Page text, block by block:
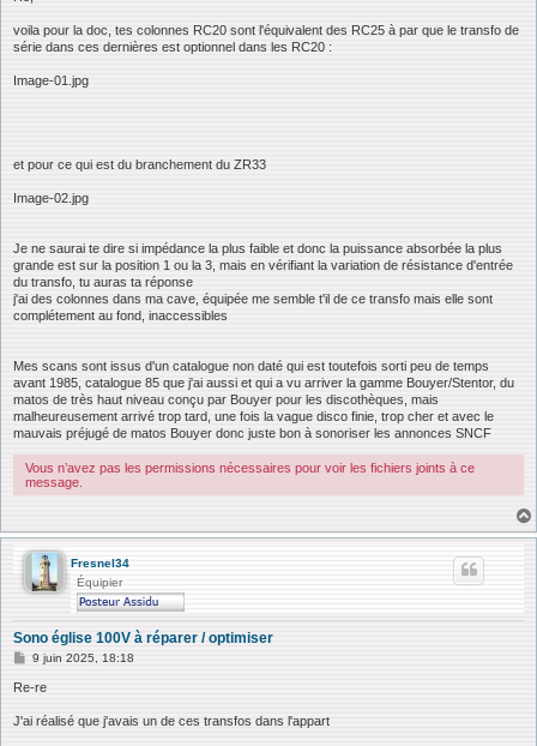
a
g
e
voila pour la doc, tes colonnes RC20 sont l'équivalent des RC25 à par que le transfo de
série dans ces dernières est optionnel dans les RC20 :
Image-01.jpg
et pour ce qui est du branchement du ZR33
Image-02.jpg
Je ne saurai te dire si impédance la plus faible et donc la puissance absorbée la plus
grande est sur la position 1 ou la 3, mais en vérifiant la variation de résistance d'entrée
du transfo, tu auras ta réponse
j'ai des colonnes dans ma cave, équipée me semble t'il de ce transfo mais elle sont
complétement au fond, inaccessibles
Mes scans sont issus d'un catalogue non daté qui est toutefois sorti peu de temps
avant 1985, catalogue 85 que j'ai aussi et qui a vu arriver la gamme Bouyer/Stentor, du
matos de très haut niveau conçu par Bouyer pour les discothèques, mais
malheureusement arrivé trop tard, une fois la vague disco finie, trop cher et avec le
mauvais préjugé de matos Bouyer donc juste bon à sonoriser les annonces SNCF
Vous n’avez pas les permissions nécessaires pour voir les fichiers joints à ce
message.
Fresnel34
Équipier
Sono église 100V à réparer / optimiser
M
s
a
g
9 juin 2025, 18:18
Re-re
J'ai réalisé que j'avais un de ces transfos dans l'appart